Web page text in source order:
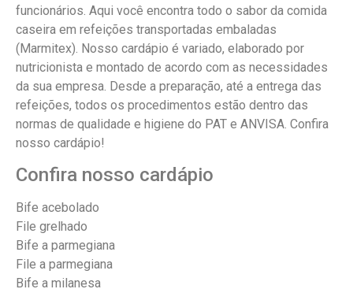
funcionários. Aqui você encontra todo o sabor da comida
caseira em refeições transportadas embaladas
(Marmitex). Nosso cardápio é variado, elaborado por
nutricionista e montado de acordo com as necessidades
da sua empresa. Desde a preparação, até a entrega das
refeições, todos os procedimentos estão dentro das
normas de qualidade e higiene do PAT e ANVISA. Confira
nosso cardápio!
Confira nosso cardápio
Bife acebolado
File grelhado
Bife a parmegiana
File a parmegiana
Bife a milanesa